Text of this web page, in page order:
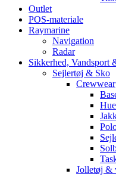
Outlet
POS-materiale
Raymarine
Navigation
Radar
Sikkerhed, Vandsport
Sejlertøj & Sko
Crewwear
Jolletøj &